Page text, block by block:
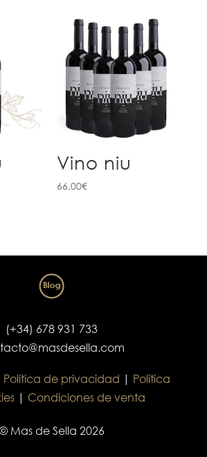
Vino niu
66,00€
(+34) 678 931 733
Política de privacidad | Política
| Condiciones de venta
© Mas de Sella 2026